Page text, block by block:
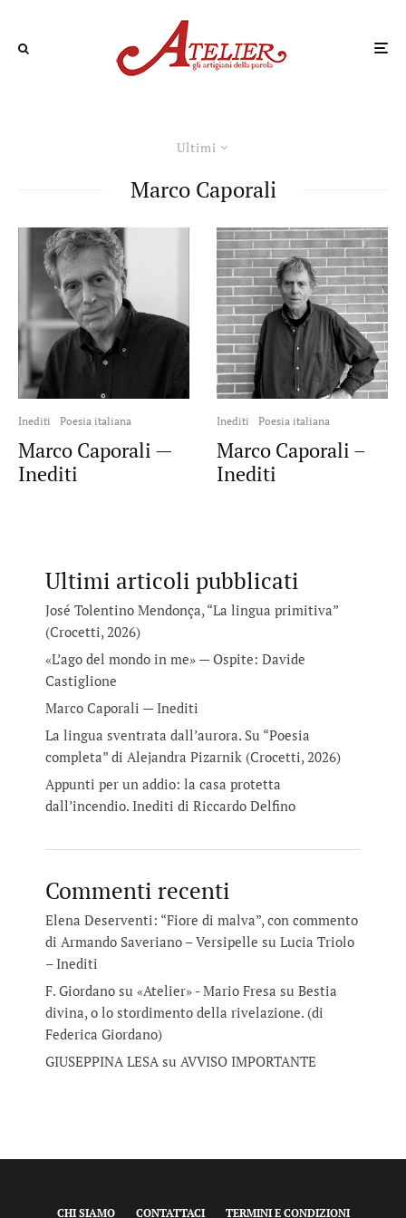
Ultimi
Marco Caporali
Inediti Poesia italiana
Marco Caporali —
Inediti
Inediti Poesia italiana
Marco Caporali –
Inediti
Ultimi articoli pubblicati
José Tolentino Mendonça, “La lingua primitiva”
(Crocetti, 2026)
«L’ago del mondo in me» — Ospite: Davide
Castiglione
Marco Caporali — Inediti
La lingua sventrata dall’aurora. Su “Poesia
completa” di Alejandra Pizarnik (Crocetti, 2026)
Appunti per un addio: la casa protetta
dall’incendio. Inediti di Riccardo Delfino
Commenti recenti
Elena Deserventi: “Fiore di malva”, con commento
di Armando Saveriano – Versipelle su Lucia Triolo
– Inediti
F. Giordano su «Atelier» - Mario Fresa su Bestia
divina, o lo stordimento della rivelazione. (di
Federica Giordano)
GIUSEPPINA LESAsu AVVISO IMPORTANTE
CHI SIAMO CONTATTACI TERMINI E CONDIZIONI